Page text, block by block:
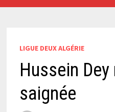
LIGUE DEUX ALGÉRIE
Hussein
saignée